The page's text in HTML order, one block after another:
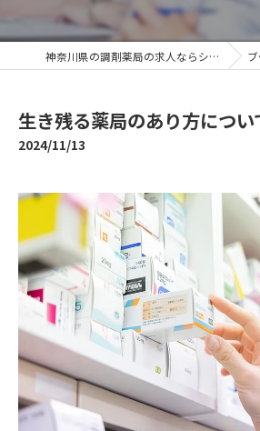
神奈川県の調剤薬局の求人ならシーエスメディカルネット ブログ
生き残る薬局のあり方につい
2024/11/13